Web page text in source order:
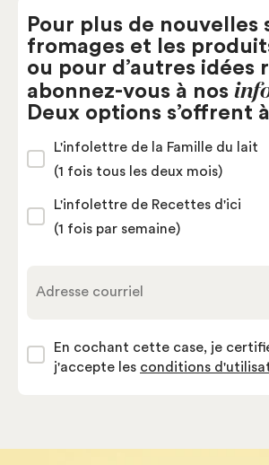
Pour plus de nouvelles
fromages et les
ou pour d’autres idées
abonnez-vous à nos
Deux options s’offrent
L'infolettre de la Famille du lait
(1 fois tous les deux mois)
L'infolettre de Recettes d'ici
(1 fois par semaine)
Adresse courriel
En cochant cette case, je
j'accepte les conditions